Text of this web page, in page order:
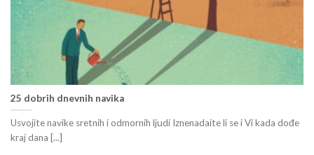
25 dobrih dnevnih navika
Usvojite navike sretnih i odmornih ljudi Iznenadaite li se i Vi kada dođe
kraj dana [...]